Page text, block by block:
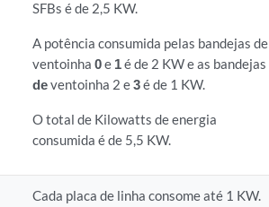
SFBs é de 2,5 KW.
A potência consumida pelas bandejas de
ventoinha0e 1é de 2 KW e as bandejas
deventoinha 2 e3é de 1 KW.
O total de Kilowatts de energia
consumida é de 5,5 KW.
Cada placa de linha consome até 1 KW.